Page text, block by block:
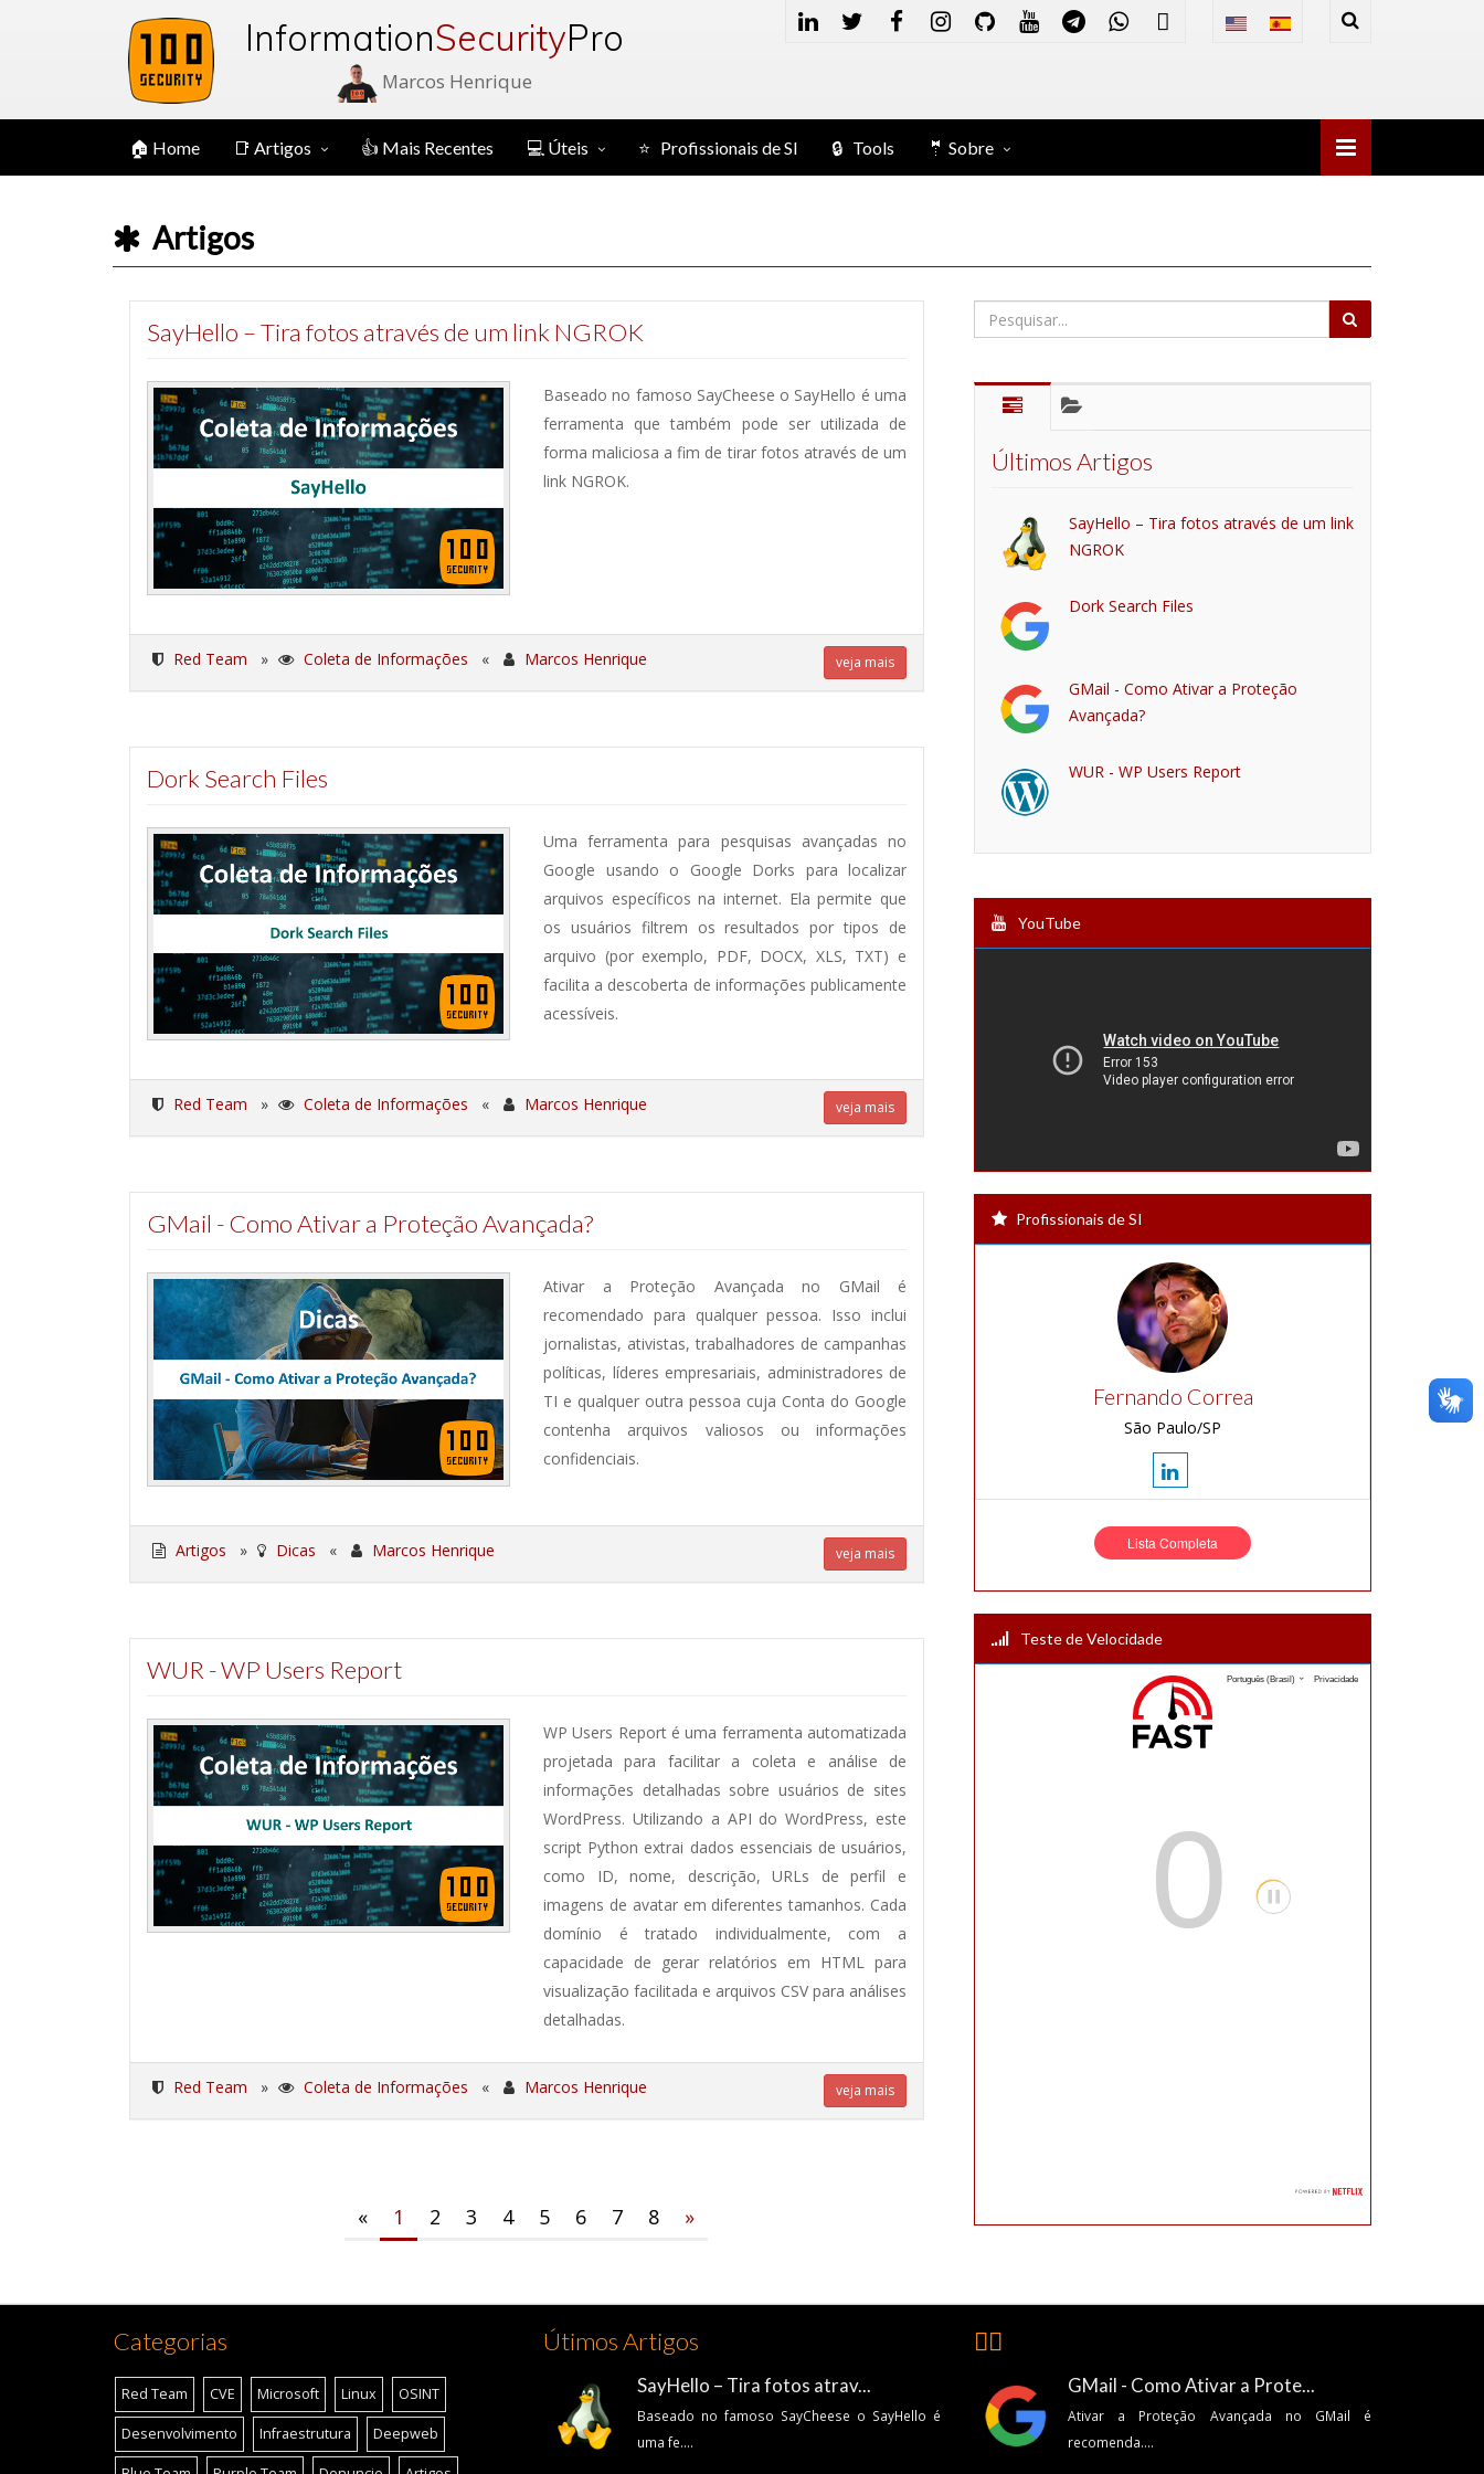
InformationSecurityPro
Marcos Henrique
🏠 Home 📑 Artigos 👍 Mais Recentes 💻 Úteis ⭐ Profissionais de SI 🔒 Tools 🤵 Sobre
Artigos
SayHello – Tira fotos através de um link NGROK
Baseado no famoso SayCheese o SayHello é uma
ferramenta que também pode ser utilizada de
forma maliciosa a fim de tirar fotos através de um
link NGROK.
Red Team » Coleta de Informações « Marcos Henrique veja mais
Dork Search Files
Uma ferramenta para pesquisas avançadas no
Google usando o Google Dorks para localizar
arquivos específicos na internet. Ela permite que
os usuários filtrem os resultados por tipos de
arquivo (por exemplo, PDF, DOCX, XLS, TXT) e
facilita a descoberta de informações publicamente
acessíveis.
Red Team » Coleta de Informações « Marcos Henrique veja mais
GMail - Como Ativar a Proteção Avançada?
Ativar a Proteção Avançada no GMail é
recomendado para qualquer pessoa. Isso inclui
jornalistas, ativistas, trabalhadores de campanhas
políticas, líderes empresariais, administradores de
TI e qualquer outra pessoa cuja Conta do Google
contenha arquivos valiosos ou informações
confidenciais.
Artigos » Dicas « Marcos Henrique veja mais
WUR - WP Users Report
WP Users Report é uma ferramenta automatizada
projetada para facilitar a coleta e análise de
informações detalhadas sobre usuários de sites
WordPress. Utilizando a API do WordPress, este
script Python extrai dados essenciais de usuários,
como ID, nome, descrição, URLs de perfil e
imagens de avatar em diferentes tamanhos. Cada
domínio é tratado individualmente, com a
capacidade de gerar relatórios em HTML para
visualização facilitada e arquivos CSV para análises
detalhadas.
Red Team » Coleta de Informações « Marcos Henrique veja mais
« 1 2 3 4 5 6 7 8 »
Últimos Artigos
SayHello – Tira fotos através de um link
NGROK
Dork Search Files
GMail - Como Ativar a Proteção
Avançada?
WUR - WP Users Report
YouTube
Profissionais de SI
Fernando Correa
São Paulo/SP
Lista Completa
Teste de Velocidade
Categorias
Red Team CVE Microsoft Linux OSINT
Desenvolvimento Infraestrutura Deepweb
Útimos Artigos
SayHello – Tira fotos atrav...
Baseado no famoso SayCheese o SayHello é
uma fe....
👍🏽
GMail - Como Ativar a Prote...
Ativar a Proteção Avançada no GMail é
recomenda....